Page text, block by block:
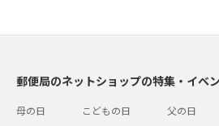
郵便局のネットショップの特集・イベ
母の日 こどもの日 父の日